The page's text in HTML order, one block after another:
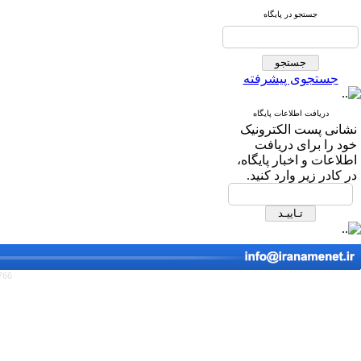
جستجو در پایگاه
جستجوی پیشرفته
دریافت اطلاعات پایگاه
نشانی پست الکترونیک
خود را برای دریافت
اطلاعات و اخبار پایگاه،
در کادر زیر وارد کنید.